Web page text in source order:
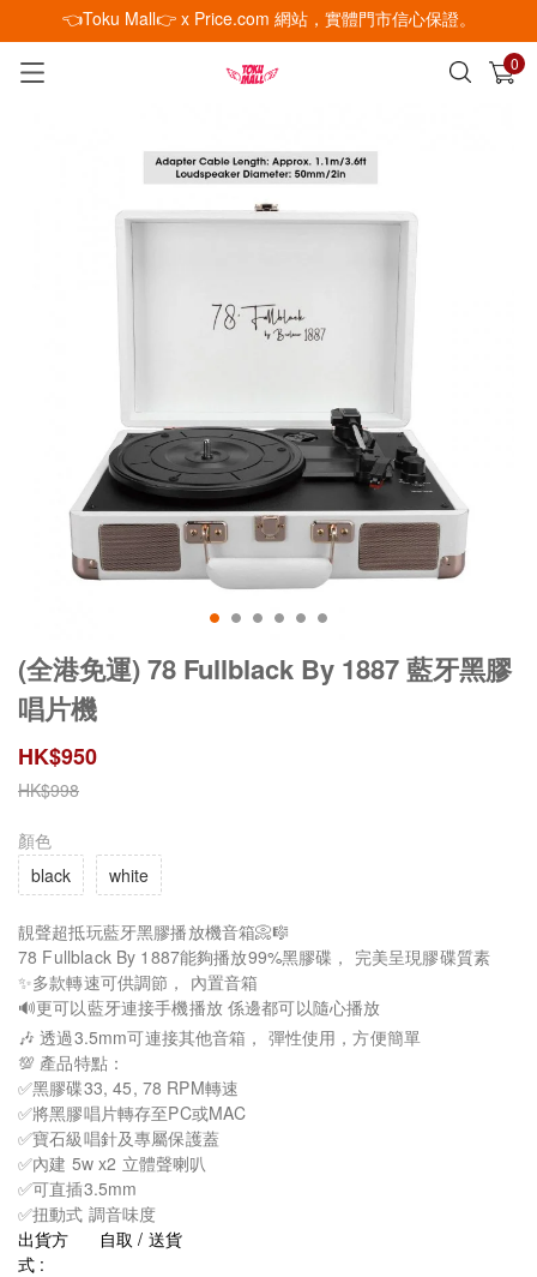
👈Toku Mall👉 x Price.com 網站，實體門市信心保證。
0
已加入購物車 查看
(全港免運) 78 Fullblack By 1887 藍牙黑膠
唱片機
HK$950
HK$998
顏色
black
white
靚聲超抵玩藍牙黑膠播放機音箱📀🎼
78 Fullblack By 1887能夠播放99%黑膠碟， 完美呈現膠碟質素
✨多款轉速可供調節， 內置音箱
🔊更可以藍牙連接手機播放 係邊都可以隨心播放
🎶 透過3.5mm可連接其他音箱， 彈性使用，方便簡單
💯 產品特點：
✅黑膠碟33, 45, 78 RPM轉速
✅將黑膠唱片轉存至PC或MAC
✅寶石級唱針及專屬保護蓋
✅內建 5w x2 立體聲喇叭
✅可直插3.5mm
✅扭動式 調音味度
出貨方
式 :
自取 / 送貨